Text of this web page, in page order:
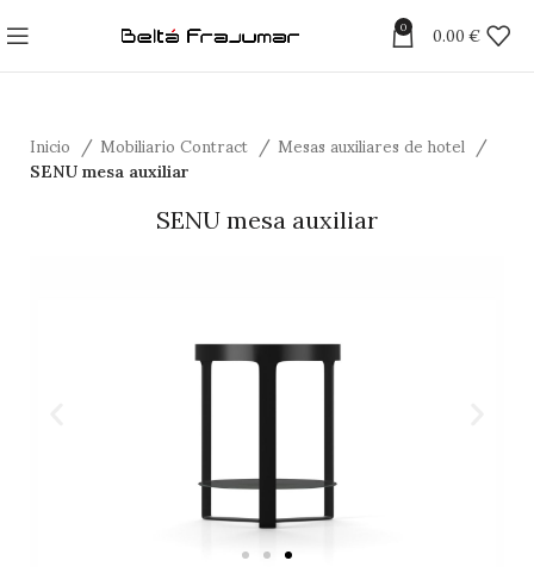
0 0.00 €
Inicio Mobiliario Contract Mesas auxiliares de hotel
SENU mesa auxiliar
SENU mesa auxiliar